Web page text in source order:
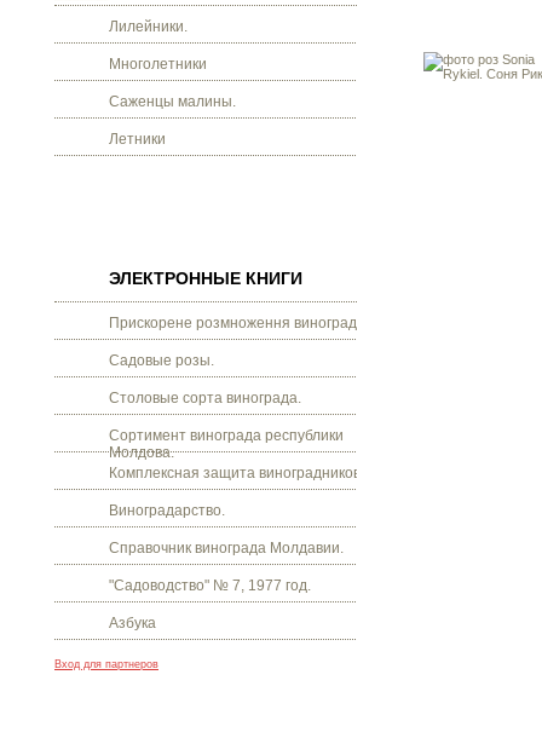
Лилейники.
Многолетники
Саженцы малины.
Летники
ЭЛЕКТРОННЫЕ КНИГИ
Прискорене розмноження винограду.
Садовые розы.
Столовые сорта винограда.
Сортимент винограда республики
Молдова.
Комплексная защита виноградников.
Виноградарство.
Справочник винограда Молдавии.
"Садоводство" № 7, 1977 год.
Азбука
Вход для партнеров